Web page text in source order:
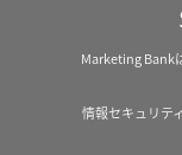
Marketing Bank
情報セキュリテ